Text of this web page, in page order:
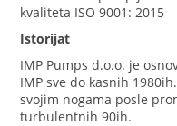
kvaliteta ISO 9001: 2015
Istorijat
IMP Pumps d.o.o. je
IMP sve do kasnih
svojim nogama posle
turbulentnih 90ih.